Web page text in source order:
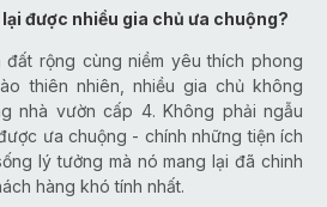
được nhiều gia chủ ưa chuộng?
rộng cùng niềm yêu thích phong
thiên nhiên, nhiều gia chủ không
nhà vườn cấp 4. Không phải ngẫu
ưa chuộng - chính những tiện ích
lý tưởng mà nó mang lại đã chinh
hàng khó tính nhất.